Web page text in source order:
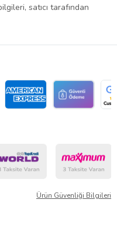
satıcı tarafından
Ürün Güvenliği Bilgileri